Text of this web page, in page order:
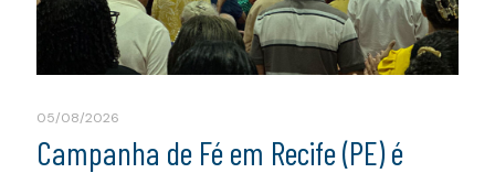
05/08/2026
Campanha de Fé em Recife (PE) é